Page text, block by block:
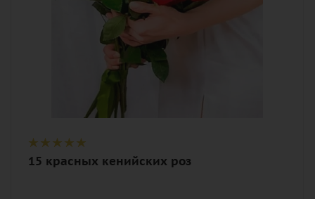
15 красных кенийских роз